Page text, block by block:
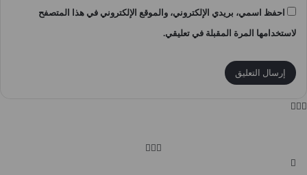
احفظ اسمي، بريدي الإلكتروني، والموقع الإلكتروني في هذا المتصفح
لاستخدامها المرة المقبلة في تعليقي.